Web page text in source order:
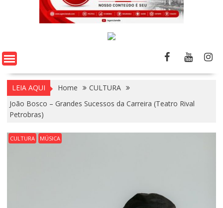
LEIA AQUI Home
CULTURA
João Bosco – Grandes Sucessos da Carreira (Teatro Rival
Petrobras)
CULTURA MÚSICA